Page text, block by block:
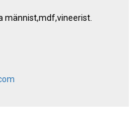
männist,mdf,vineerist.